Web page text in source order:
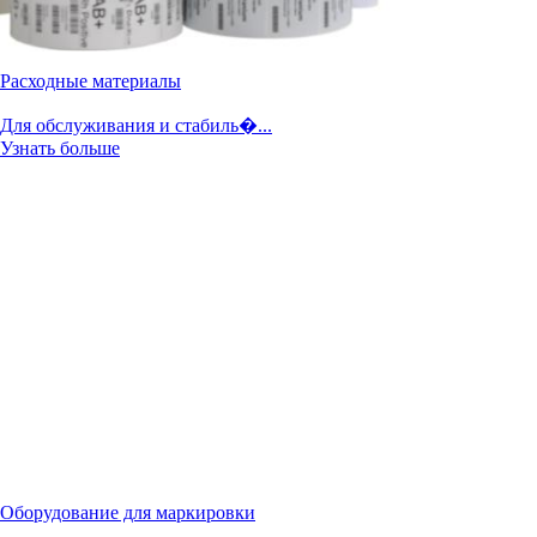
Расходные материалы
Для обслуживания и стабиль�...
Узнать больше
Оборудование для маркировки